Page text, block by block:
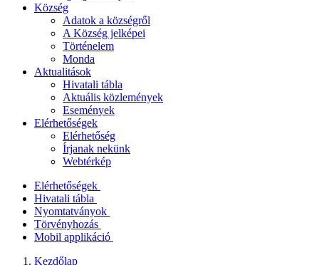
Község
Adatok a községről
A Község jelképei
Történelem
Monda
Aktualitások
Hivatali tábla
Aktuális közlemények
Események
Elérhetőségek
Elérhetőség
Írjanak nekünk
Webtérkép
Elérhetőségek
Hivatali tábla
Nyomtatványok
Törvényhozás
Mobil applikáció
Kezdőlap